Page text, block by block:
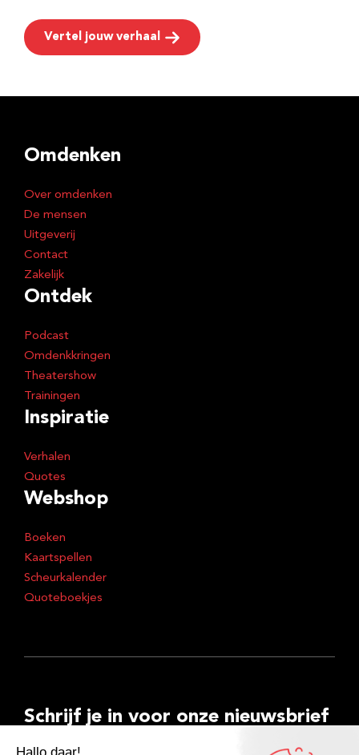
Vertel jouw verhaal
Omdenken
Over omdenken
De mensen
Uitgeverij
Contact
Zakelijk
Ontdek
Podcast
Omdenkkringen
Theatershow
Trainingen
Inspiratie
Verhalen
Quotes
Webshop
Boeken
Kaartspellen
Scheurkalender
Quoteboekjes
Schrijf je in voor onze nieuwsbrief